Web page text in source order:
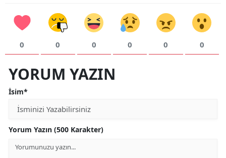
0 0 0 0 0 0
YORUM YAZIN
İsim*
Yorum Yazın (500 Karakter)